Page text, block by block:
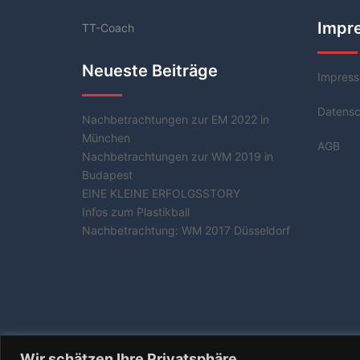
TT-Coach
Neueste Beiträge
Nachbetrachtungen zur EM 2022 in
München
Nachbetrachtungen zur WM 2019 in
Budapest
EINE KLEINE ERFOLGSSTORY
Infos zum Plastikball
Nachbetrachtung: WM 2017 Düsseldorf
AGB